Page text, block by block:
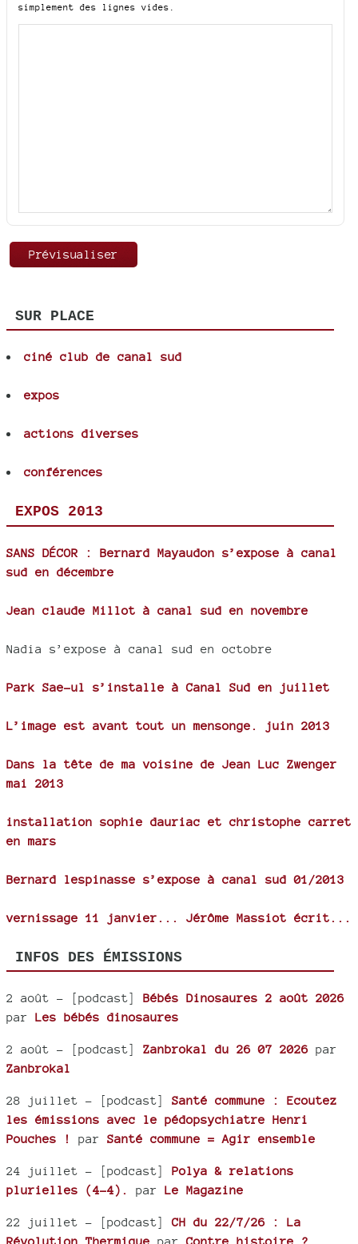
simplement des lignes vides.
SUR PLACE
ciné club de canal sud
expos
actions diverses
conférences
EXPOS 2013
SANS DÉCOR : Bernard Mayaudon s’expose à canal
sud en décembre
Jean claude Millot à canal sud en novembre
Nadia s’expose à canal sud en octobre
Park Sae-ul s’installe à Canal Sud en juillet
L’image est avant tout un mensonge. juin 2013
Dans la tête de ma voisine de Jean Luc Zwenger
mai 2013
installation sophie dauriac et christophe carret
en mars
Bernard lespinasse s’expose à canal sud 01/2013
vernissage 11 janvier... Jérôme Massiot écrit...
INFOS DES ÉMISSIONS
2 août - [podcast] Bébés Dinosaures 2 août 2026
par Les bébés dinosaures
2 août - [podcast] Zanbrokal du 26 07 2026 par
Zanbrokal
28 juillet - [podcast] Santé commune : Ecoutez
les émissions avec le pédopsychiatre Henri
Pouches !
par Santé commune = Agir ensemble
24 juillet - [podcast] Polya & relations
plurielles (4-4).
par Le Magazine
22 juillet - [podcast]CH du 22/7/26 : La